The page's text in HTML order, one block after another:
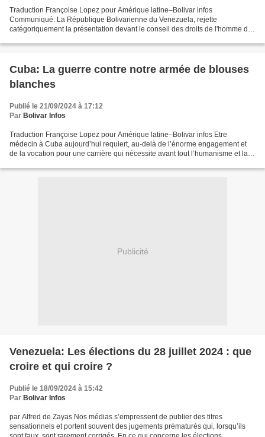
Traduction Françoise Lopez pour Amérique latine–Bolivar infos
Communiqué: La République Bolivarienne du Venezuela, rejette
catégoriquement la présentation devant le conseil des droits de l'homme de
Cuba: La guerre contre notre armée de blouses
blanches
Publié le 21/09/2024 à 17:12
Par Bolivar Infos
Traduction Françoise Lopez pour Amérique latine–Bolivar infos Etre
médecin à Cuba aujourd’hui requiert, au-delà de l’énorme engagement et
de la vocation pour une carrière qui nécessite avant tout l’humanisme et la
Publicité
Venezuela: Les élections du 28 juillet 2024 : que
croire et qui croire ?
Publié le 18/09/2024 à 15:42
Par Bolivar Infos
par Alfred de Zayas Nos médias s’empressent de publier des titres
sensationnels et portent souvent des jugements prématurés qui, lorsqu’ils